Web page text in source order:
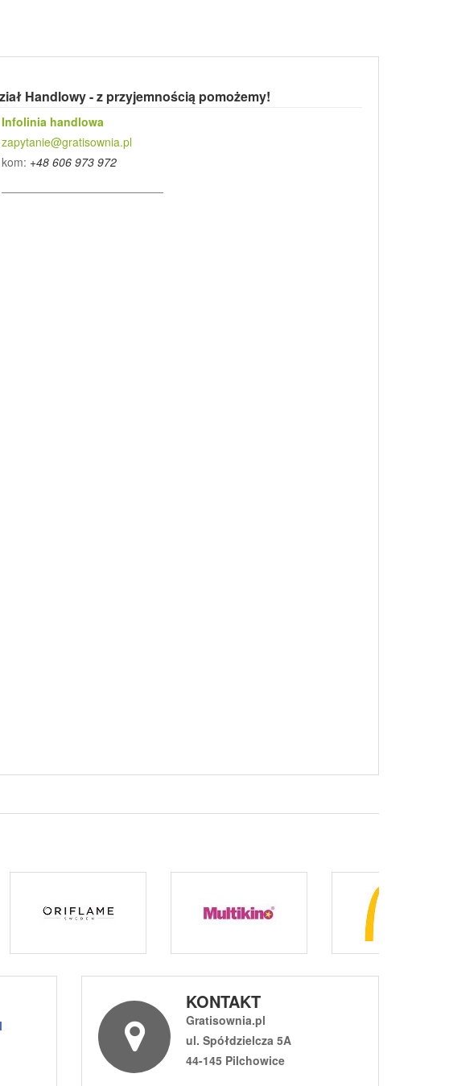
Handlowy - z przyjemnością pomożemy!
Infolinia handlowa
zapytanie@gratisownia.pl
kom: +48 606 973 972
KONTAKT
Gratisownia.pl
ul. Spółdzielcza 5A
44-145 Pilchowice